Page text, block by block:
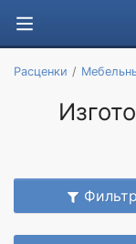
Расценки